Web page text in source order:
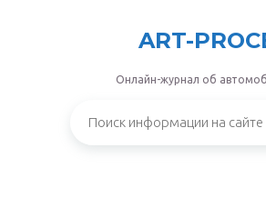
ART-
Онлайн-журнал об